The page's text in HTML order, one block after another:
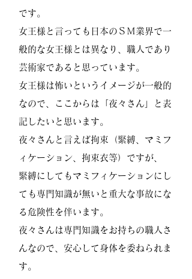
です。
女王様と言っても日本のＳＭ業界で一
般的な女王様とは異なり、職人であり
芸術家であると思っています。
女王様は怖いというイメージが一般的
なので、ここからは「夜々さん」と表
記したいと思います。
夜々さんと言えば拘束（緊縛、マミフ
ィケーション、拘束衣等）ですが、
緊縛にしてもマミフィケーションにし
ても専門知識が無いと重大な事故にな
る危険性を伴います。
夜々さんは専門知識をお持ちの職人さ
んなので、安心して身体を委ねられま
す。